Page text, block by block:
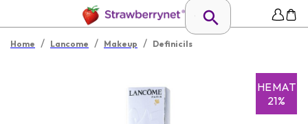
Home / Lancome / Makeup / Definicils
HEMAT
21%